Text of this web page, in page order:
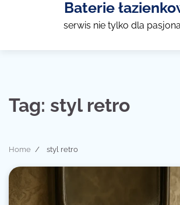
Baterie
serwis nie tylko dla
Tag: styl retro
Home styl retro